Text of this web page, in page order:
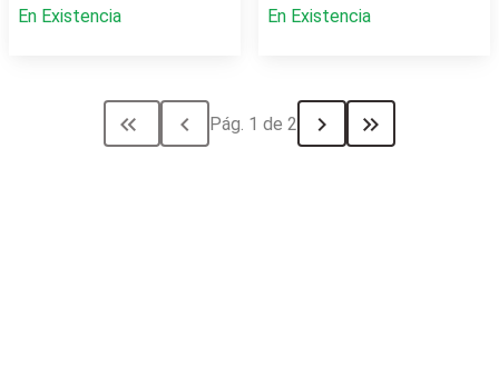
En Existencia En Existencia
keyboard_double_arrow_left chevron_left Pág. 1 de 2 chevron_right keyboard_double_arrow_right